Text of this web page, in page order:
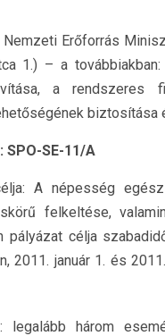
Nemzeti Erőforrás
1.) – a
a rendszeres
biztosítása
SPO-SE-11/A
A népesség
felkeltése,
pályázat célja
2011. január 1. és
legalább három